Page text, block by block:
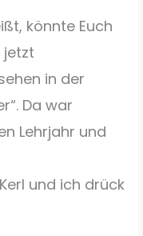
könnte Euch
jetzt
in der
Da war
Lehrjahr und
und ich drück